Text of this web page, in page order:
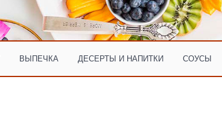
ВЫПЕЧКА ДЕСЕРТЫ И НАПИТКИ СОУСЫ